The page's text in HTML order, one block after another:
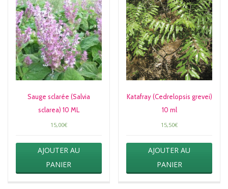
Sauge sclarée (Salvia
sclarea) 10 ML
15,00€
AJOUTER AU
PANIER
Katafray (Cedrelopsis grevei)
10 ml
15,50€
AJOUTER AU
PANIER